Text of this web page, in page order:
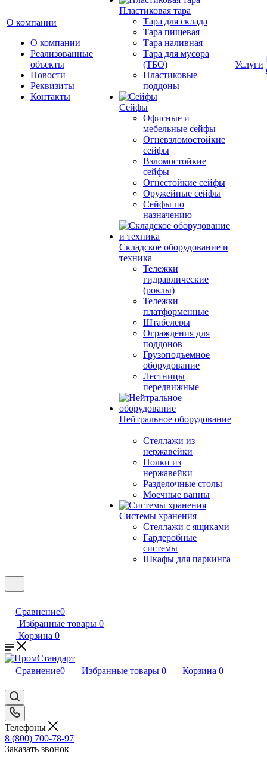
О компании
О компании
Реализованные
объекты
Новости
Реквизиты
Контакты
Пластиковая тара
Тара для склада
Тара пищевая
Тара наливная
Тара для мусора
(ТБО)
Пластиковые
поддоны
Сейфы
Офисные и
мебельные сейфы
Огневзломостойкие
сейфы
Взломостойкие
сейфы
Огнестойкие сейфы
Оружейные сейфы
Сейфы по
назначению
Складское оборудование и
техника
Тележки
гидравлические
(роклы)
Тележки
платформенные
Штабелеры
Ограждения для
поддонов
Грузоподъемное
оборудование
Лестницы
передвижные
Нейтральное оборудование
Стеллажи из
нержавейки
Полки из
нержавейки
Разделочные столы
Моечные ванны
Системы хранения
Стеллажи с ящиками
Гардеробные
системы
Шкафы для паркинга
Услуги
Сравнение0
Избранные товары 0
Корзина 0
Сравнение0 Избранные товары 0 Корзина 0
Телефоны
8 (800) 700-78-97
Заказать звонок